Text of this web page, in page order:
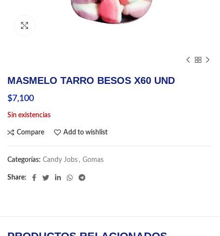
MASMELO TARRO BESOS X60 UND
$7,100
Sin existencias
Compare Add to wishlist
Categorías: Candy Jobs , Gomas
Share